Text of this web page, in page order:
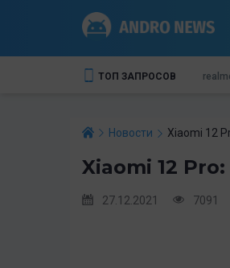
ТОП ЗАПРОСОВ
Новости Xiaomi 12
Xiaomi 12
27.12.2021 7091